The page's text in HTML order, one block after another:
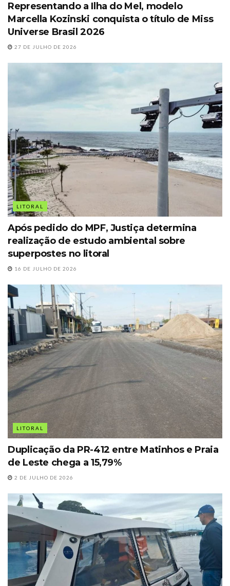
Representando a Ilha do Mel, modelo
Marcella Kozinski conquista o título de Miss
Universe Brasil 2026
27 DE JULHO DE 2026
LITORAL
Após pedido do MPF, Justiça determina
realização de estudo ambiental sobre
superpostes no litoral
16 DE JULHO DE 2026
LITORAL
Duplicação da PR-412 entre Matinhos e Praia
de Leste chega a 15,79%
2 DE JULHO DE 2026